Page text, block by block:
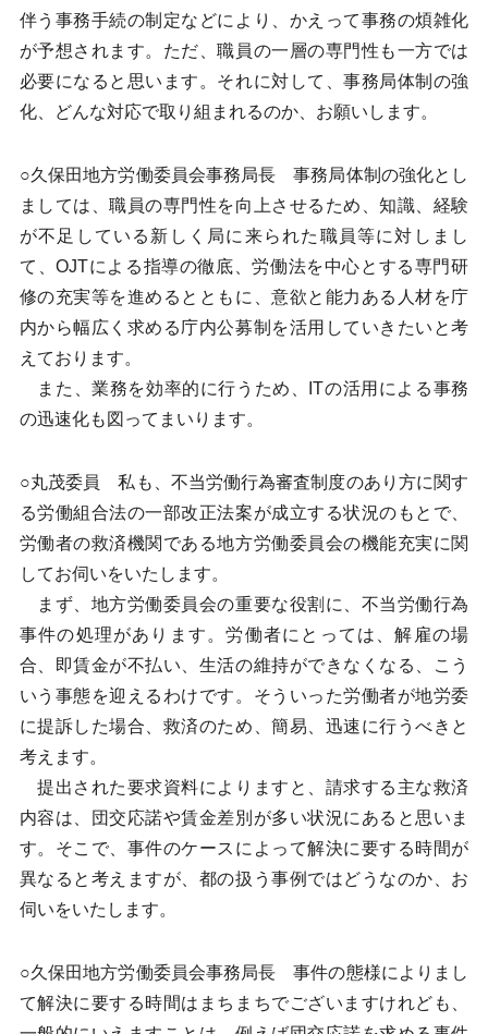
伴う事務手続の制定などにより、かえって事務の煩雑化
が予想されます。ただ、職員の一層の専門性も一方では
必要になると思います。それに対して、事務局体制の強
化、どんな対応で取り組まれるのか、お願いします。
○久保田地方労働委員会事務局長 事務局体制の強化とし
ましては、職員の専門性を向上させるため、知識、経験
が不足している新しく局に来られた職員等に対しまし
て、OJTによる指導の徹底、労働法を中心とする専門研
修の充実等を進めるとともに、意欲と能力ある人材を庁
内から幅広く求める庁内公募制を活用していきたいと考
えております。
また、業務を効率的に行うため、ITの活用による事務
の迅速化も図ってまいります。
○丸茂委員 私も、不当労働行為審査制度のあり方に関す
る労働組合法の一部改正法案が成立する状況のもとで、
労働者の救済機関である地方労働委員会の機能充実に関
してお伺いをいたします。
まず、地方労働委員会の重要な役割に、不当労働行為
事件の処理があります。労働者にとっては、解雇の場
合、即賃金が不払い、生活の維持ができなくなる、こう
いう事態を迎えるわけです。そういった労働者が地労委
に提訴した場合、救済のため、簡易、迅速に行うべきと
考えます。
提出された要求資料によりますと、請求する主な救済
内容は、団交応諾や賃金差別が多い状況にあると思いま
す。そこで、事件のケースによって解決に要する時間が
異なると考えますが、都の扱う事例ではどうなのか、お
伺いをいたします。
○久保田地方労働委員会事務局長 事件の態様によりまし
て解決に要する時間はまちまちでございますけれども、